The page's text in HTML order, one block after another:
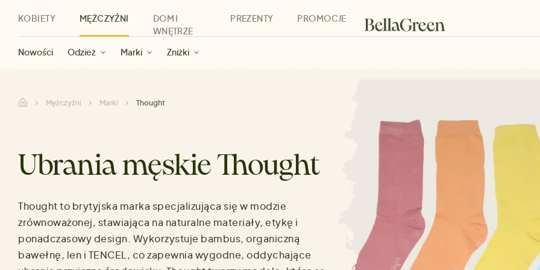
KOBIETY
Nowości Odzież Akcesoria Marki
MĘŻCZYŹNI
Nowości Odzież Marki Zniżki
DOM I
WNĘTRZE
PREZENTY
Dla kobiet Dla mężczyzn Dla dzieci
PROMOCJE
Wyprzedaż dla kobiet Wyprzedaż dla mężczyzn
Mężczyźni Marki Thought
Ubrania męskie Thought
Thought to brytyjska marka specjalizująca się w modzie
zrównoważonej, stawiająca na naturalne materiały, etykę i
ponadczasowy design. Wykorzystuje bambus, organiczną
bawełnę, len i TENCEL, co zapewnia wygodne, oddychające